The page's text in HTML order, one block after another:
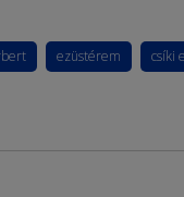
ezüstérem csíki